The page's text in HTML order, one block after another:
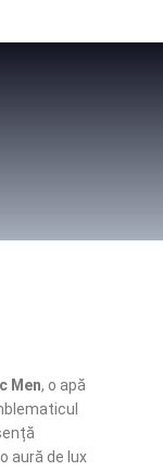
Men, o apă
aură de lux